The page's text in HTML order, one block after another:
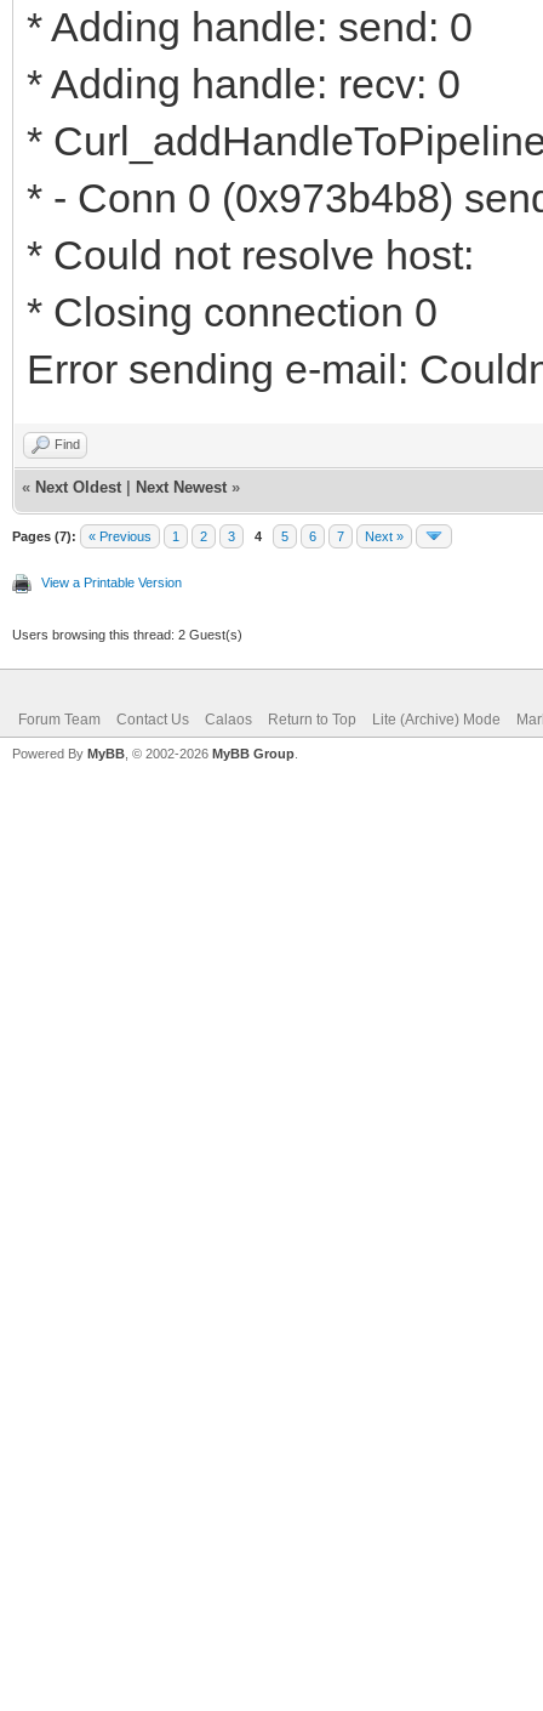
* Adding handle: send: 0
* Adding handle: recv: 0
*
* - Conn 0 (0x973b4b8)
* Could not resolve host:
* Closing connection 0
Error sending e-mail:
Find
« Next Oldest Next Newest »
Pages (7): « Previous 1 2 3 4 5 6 7 Next »
View a Printable Version
Users browsing this thread: 2 Guest(s)
Forum Team Contact Us Calaos Return to Top Lite (Archive) Mode
Powered By MyBB , © 2002-2026 MyBB Group